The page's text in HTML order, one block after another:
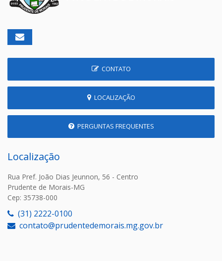
CONTATO
LOCALIZAÇÃO
PERGUNTAS FREQUENTES
Localização
Rua Pref. João Dias Jeunnon, 56 - Centro
Prudente de Morais-MG
Cep: 35738-000
(31) 2222-0100
contato@prudentedemorais.mg.gov.br